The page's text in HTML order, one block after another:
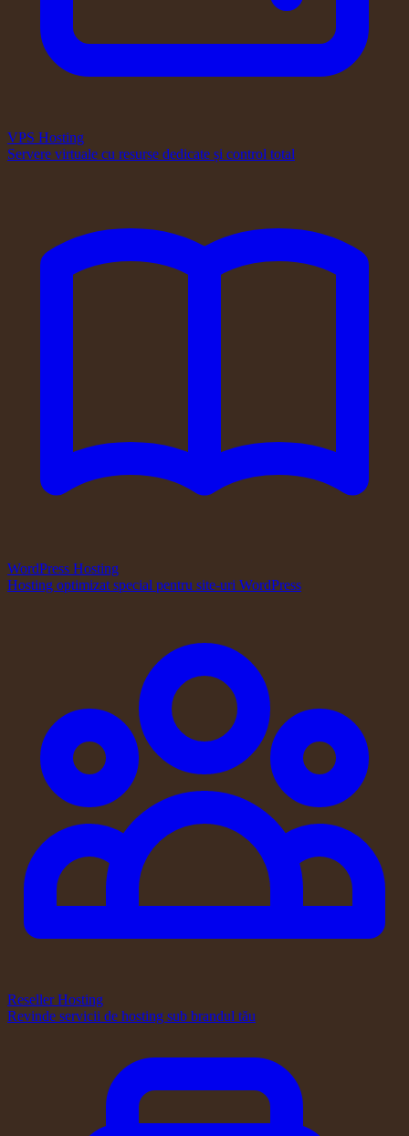
VPS Hosting
Servere virtuale cu resurse dedicate și control total
WordPress Hosting
Hosting optimizat special pentru site-uri WordPress
Reseller Hosting
Revinde servicii de hosting sub brandul tău